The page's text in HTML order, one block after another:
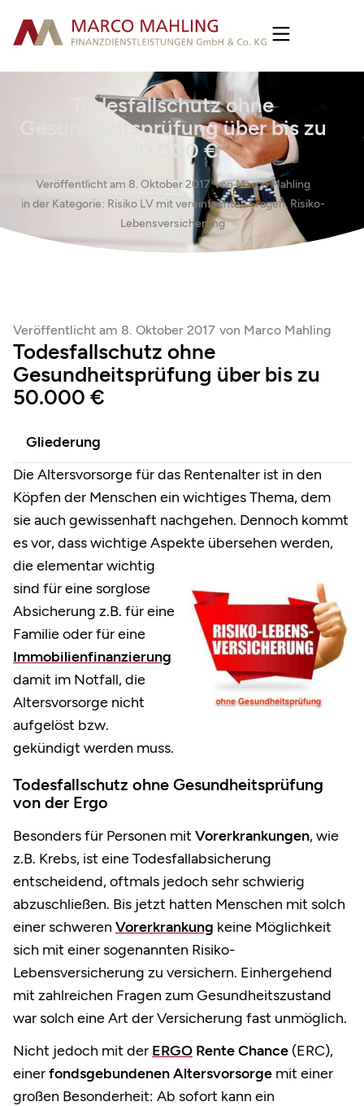
Todesfallschutz ohne
Gesundheitsprüfung über bis zu
50.000 €
Veröffentlicht am 8. Oktober 2017 vonMarco Mahling
in der Kategorie: Risiko LV mit vereinfachten Fragen, Risiko-
Lebensversicherung
Veröffentlicht am 8. Oktober 2017 von Marco Mahling
Todesfallschutz ohne
Gesundheitsprüfung über bis zu
50.000 €
Gliederung
Die Altersvorsorge für das Rentenalter ist in den
Köpfen der Menschen ein wichtiges Thema, dem
sie auch gewissenhaft nachgehen. Dennoch kommt
es vor, dass wichtige Aspekte übersehen werden,
dieelementar wichtig
sind für eine sorglose
Absicherung z.B. für eine
Familie oder für eine
Immobilienfinanzierung
damit im Notfall, die
Altersvorsorge nicht
aufgelöst bzw.
gekündigt werden muss.
Todesfallschutz ohne Gesundheitsprüfung
von der Ergo
Besonders für Personen mit Vorerkrankungen, wie
z.B. Krebs, ist eine Todesfallabsicherung
entscheidend, oftmals jedoch sehr schwierig
abzuschließen. Bis jetzt hatten Menschen mit solch
einer schweren Vorerkrankung keine Möglichkeit
sich mit einer sogenannten Risiko-
Lebensversicherung zu versichern. Einhergehend
mit zahlreichen Fragen zum Gesundheitszustand
war solch eine Art der Versicherung fast unmöglich.
Nicht jedoch mit der ERGO Rente Chance (ERC),
einerfondsgebundenen Altersvorsorge mit einer
großen Besonderheit: Ab sofort kann ein